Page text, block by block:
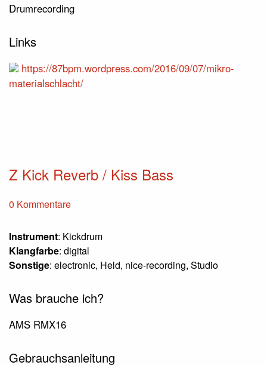
Drumrecording
Links
https://87bpm.wordpress.com/2016/09/07/mikro-
materialschlacht/
Z Kick Reverb / Kiss Bass
0 Kommentare
Instrument: Kickdrum
Klangfarbe: digital
Sonstige: electronic, Held, nice-recording, Studio
Was brauche ich?
AMS RMX16
Gebrauchsanleitung